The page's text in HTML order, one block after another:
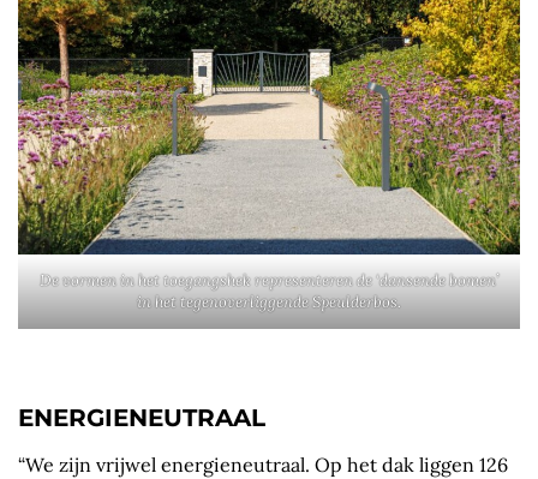
De vormen in het toegangshek representeren de ‘dansende bomen’
in het tegenoverliggende Speulderbos.
ENERGIENEUTRAAL
“We zijn vrijwel energieneutraal. Op het dak liggen 126